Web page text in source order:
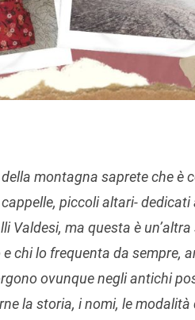
montagna saprete che è
piccoli altari- dedicati
Valdesi, ma questa è
chi lo frequenta da sempre,
ovunque negli antichi
la storia, i nomi, le